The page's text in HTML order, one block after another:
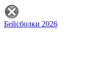
Бейсболки 2026